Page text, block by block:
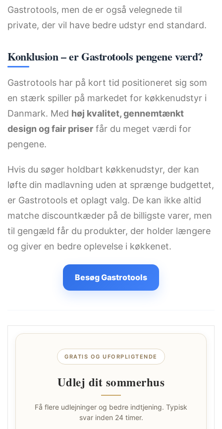
Gastrotools, men de er også velegnede til
private, der vil have bedre udstyr end standard.
Konklusion – er Gastrotools pengene værd?
Gastrotools har på kort tid positioneret sig som
en stærk spiller på markedet for køkkenudstyr i
Danmark. Med høj kvalitet, gennemtænkt
design og fair priser får du meget værdi for
pengene.
Hvis du søger holdbart køkkenudstyr, der kan
løfte din madlavning uden at sprænge budgettet,
er Gastrotools et oplagt valg. De kan ikke altid
matche discountkæder på de billigste varer, men
til gengæld får du produkter, der holder længere
og giver en bedre oplevelse i køkkenet.
Besøg Gastrotools
GRATIS OG UFORPLIGTENDE
Udlej dit sommerhus
Få flere udlejninger og bedre indtjening. Typisk
svar inden 24 timer.